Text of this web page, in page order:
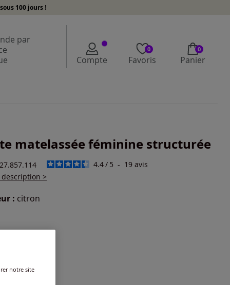
sous 100 jours !
par
Compte
0
Favoris
0
Panier
matelassée féminine structurée
4.4/ 5 - 19avis
description >
: citron
une couleur :
notre site